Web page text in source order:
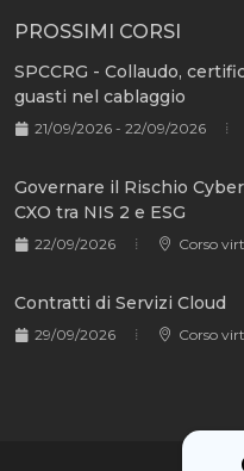
PROSSIMI CORSI
SPCCRG - Collaudo,
guasti nel cablaggio
21/09/2026 - 22/09/2026
Governare il Rischio
CXO tra NIS 2 e ESG
22/09/2026 Corso
Contratti di Servizi Cloud
29/09/2026 Corso